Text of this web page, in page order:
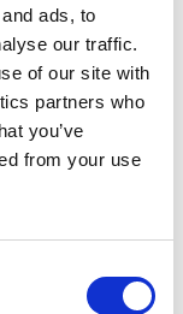
ads, to
our traffic.
of our site with
partners who
you’ve
from your use
vid Höjentorps
nordväst om
kan vandras i
utmed